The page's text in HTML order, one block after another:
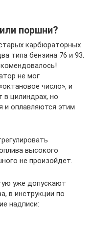
поршни?
карбюраторных
типа бензина 76 и 93.
не мог
число», и
в цилиндрах, но
и оплавляются этим
высокого
не произойдет.
уже допускают
в инструкции по
надписи: